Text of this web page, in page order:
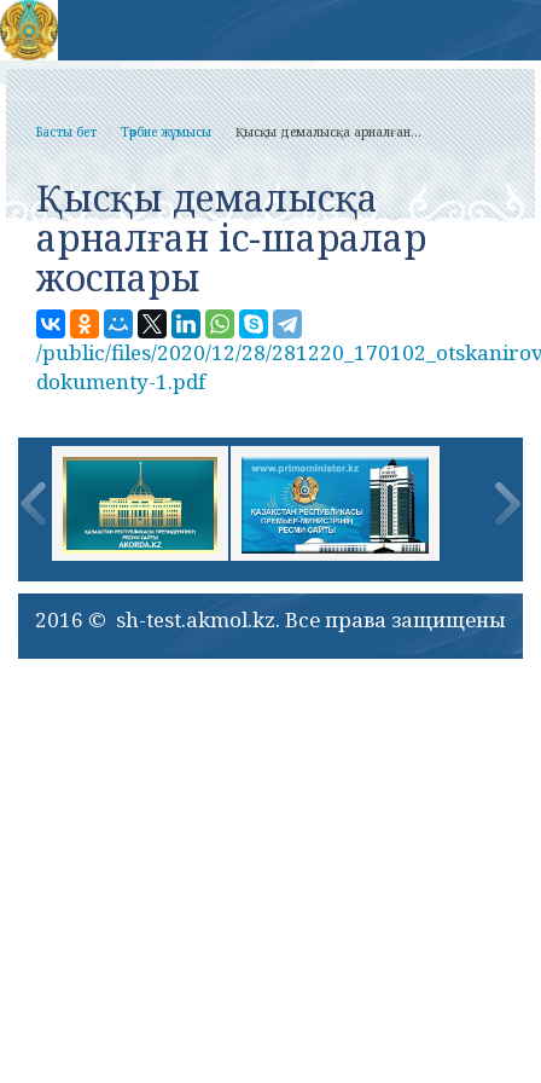
Басты бет Тәрбие жұмысы Қысқы демалысқа арналған...
Қысқы демалысқа
арналған іс-шаралар
жоспары
/public/files/2020/12/28/
dokumenty-1.pdf
2016 © sh-test.akmol.kz. Все права защищены